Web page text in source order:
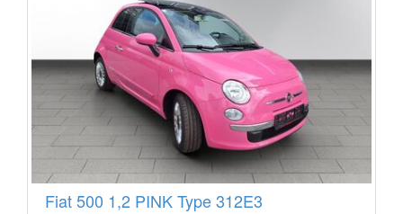
Fiat 500 1,2 PINK Type 312E3